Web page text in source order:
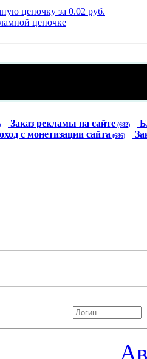
Заказ рекламы на сайте (682)
с монетизации сайта (686)